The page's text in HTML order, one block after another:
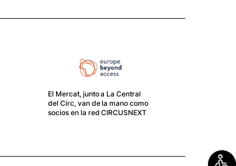
El GRANER es un centro de
creación del cuerpo y el
movimiento gestionado por el